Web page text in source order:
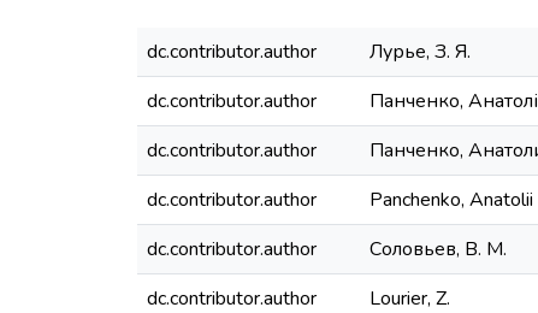
dc.contributor.author
Лурье, З. Я.
dc.contributor.author
Панченко,
dc.contributor.author
Панченко,
dc.contributor.author
Panchenko, Anatolii
dc.contributor.author
Соловьев, В. М.
dc.contributor.author
Lourier, Z.